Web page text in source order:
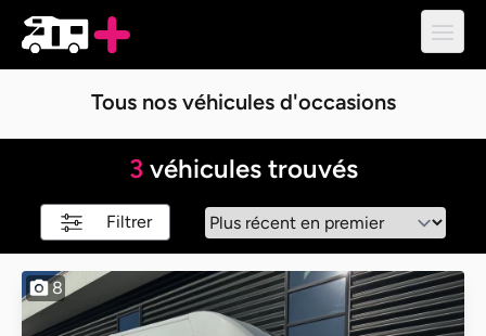
Tous nos véhicules d'occasions
3véhicules trouvés
Filtrer
8